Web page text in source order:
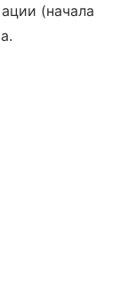
(начала